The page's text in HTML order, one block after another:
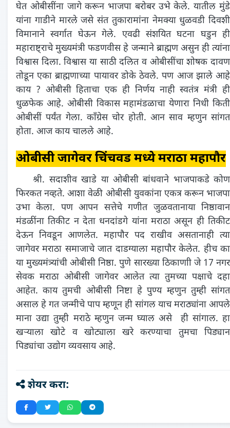
घेत ओबीसींना जागे करून भाजपा बरोबर उभे केले. यातील मुंडे
यांना गाडीने मारले जसे संत तुकारामांना नेमक्या धुळवडी दिवशी
विमानाने स्वर्गात घेऊन गेले. एवढी संशयित घटना घडुन ही
महाराष्ट्राचे मुख्यमंत्री फडणवीस हे जन्माने ब्राह्मण असुन ही त्यांना
विश्वास दिला. विश्वास या साठी दलित व ओबीसींचा शोषक दावण
तोडून एका ब्राह्मणाच्या पायावर डोके ठेवले. पण आज झाले आहे
काय ? ओबीसी हिताचा एक ही निर्णय नाही स्वतंत्र मंत्री ही
धुळफेक आहे. ओबीसी विकास महामंडळाचा येणारा निधी किती
ओबीसीं पर्यंत गेला. काँग्रेस चोर होती. आन साव म्हणुन सांगत
होता. आज काय चालले आहे.
ओबीसी जागेवर चिंचवड मध्ये मराठा महापौर
श्री. सदाशीव खाडे या ओबीसी बांधवाने भाजपाकडे कोण
फिरकत नव्हते. आशा वेळी ओबीसी युवकांना एकत्र करून भाजपा
उभा केला. पण आपन सत्तेचे गणीत जुळवतानाया निष्ठावान
मंडळींना तिकीट न देता धनदांडगे यांना मराठा असून ही तिकीट
देऊन निवडून आणलेत. महापौर पद राखीव असतानाही त्या
जागेवर मराठा समाजाचे जात दाडग्याला महापौर केलेत. हीच का
या मुख्यमंत्र्यांची ओबीसी निष्ठा. पुणे सारख्या ठिकाणाी जे 17 नगर
सेवक मराठा ओबीसी जागेवर आलेत त्या तुमच्या पक्षाचे दहा
आहेत. काय तुमची ओबीसी निष्टा हे पुण्य म्हणुन तुम्ही सांगत
असाल हे गत जन्मीचे पाप म्हणून ही सांगल याच मराठ्यांना आपले
माना उद्या तुम्ही मराठे म्हणुन जन्म घ्याल असे ही सांगाल. हा
खर्‍याला खोटे व खोट्याला खरे करण्याचा तुमचा पिड्यान
पिड्यांचा उद्योग व्यवसाय आहे.
शेयर करा: